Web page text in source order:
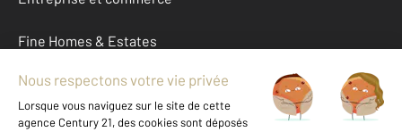
Fine Homes & Estates
À propos
International